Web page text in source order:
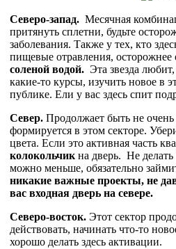
Северо-запад. Месячная
притянуть сплетни, будьте
заболевания. Также у тех, кто
пищевые отравления, осторожнее
соленой водой. Эта звезда
какие-то курсы, изучить новое в
публике. Ели у вас здесь спит
Север. Продолжает быть не
формируется в этом секторе.
цвета. Если это активная часть
колокольчик на дверь. Не делать
можно меньше, обязательно
никакие важные проекты, не
вас входная дверь на севере.
Северо-восток. Этот сектор
действовать, начинать что-то
хорошо делать здесь активации.